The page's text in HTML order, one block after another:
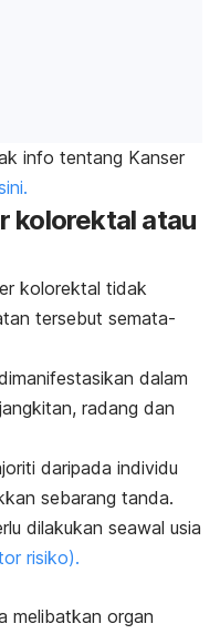
info tentang Kanser
kolorektal atau
kolorektal tidak
tersebut semata-
dalam
radang dan
daripada individu
sebarang tanda.
dilakukan seawal usia
risiko).
melibatkan organ